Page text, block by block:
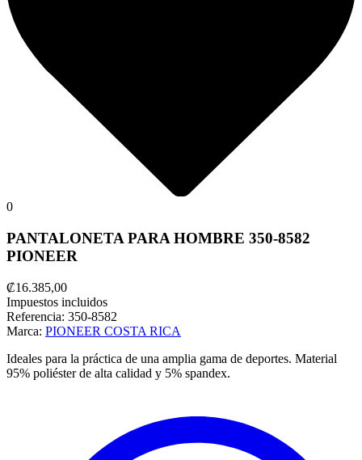
0
PANTALONETA PARA HOMBRE 350-8582
PIONEER
₡16.385,00
Impuestos incluidos
Referencia: 350-8582
Marca: PIONEER COSTA RICA
Ideales para la práctica de una amplia gama de deportes. Material
95% poliéster de alta calidad y 5% spandex.